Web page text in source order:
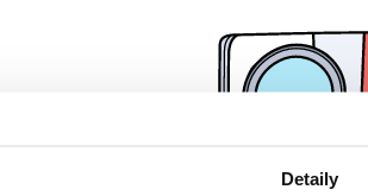
Detaily